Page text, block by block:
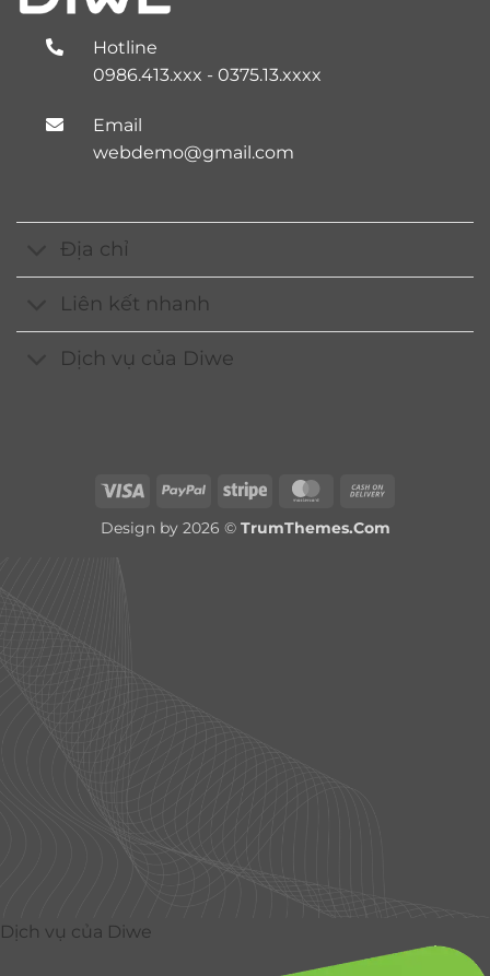
Hotline
0986.413.xxx - 0375.13.xxxx
Email
webdemo@gmail.com
Địa chỉ
Liên kết nhanh
Dịch vụ của Diwe
Visa PayPal Stripe MasterCard
Delivery
Design by 2026 © TrumThemes.Com
Dịch vụ của Diwe